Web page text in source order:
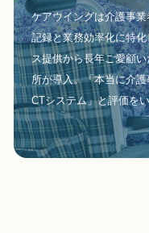
ケアウイングは介護事
記録と業務効率化に特
ス提供から長年ご愛顧
所が導入。「本当に介
CTシステム」と評価を